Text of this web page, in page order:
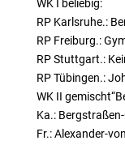
WK I beliebig:
RP Karlsruhe.:
RP Freiburg.:
RP Stuttgart.:
RP Tübingen.:
WK II
Ka.:
Fr.: Alexander-